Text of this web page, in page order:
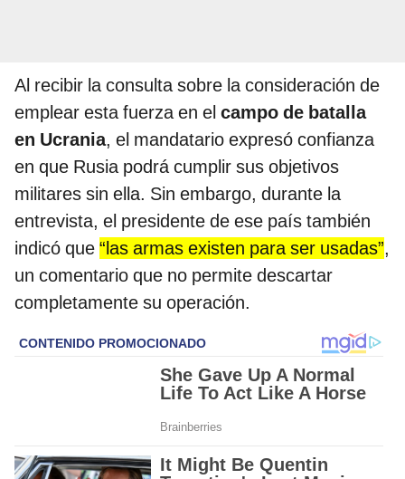
Al recibir la consulta sobre la consideración de
emplear esta fuerza en el campo de batalla
en Ucrania, el mandatario expresó confianza
en que Rusia podrá cumplir sus objetivos
militares sin ella. Sin embargo, durante la
entrevista, el presidente de ese país también
indicó que “las armas existen para ser usadas”,
un comentario que no permite descartar
completamente su operación.